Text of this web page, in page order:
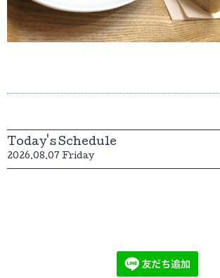
Today's Schedule
2026.08.07 Friday